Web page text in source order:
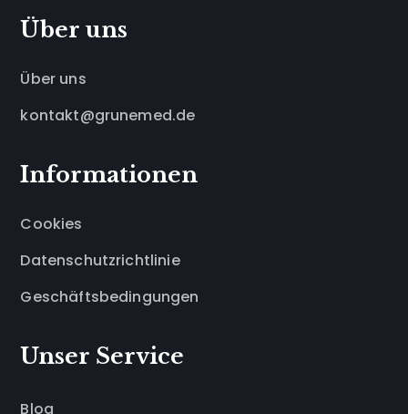
Über uns
Über uns
kontakt@grunemed.de
Informationen
Cookies
Datenschutzrichtlinie
Geschäftsbedingungen
Unser Service
Blog